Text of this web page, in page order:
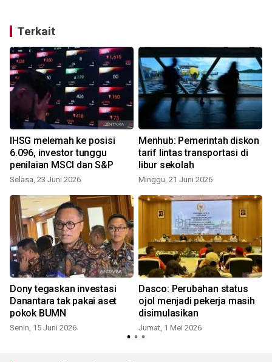
Terkait
IHSG melemah ke posisi
6.096, investor tunggu
penilaian MSCI dan S&P
Selasa, 23 Juni 2026
Menhub: Pemerintah diskon
tarif lintas transportasi di
libur sekolah
Minggu, 21 Juni 2026
Dony tegaskan investasi
Danantara tak pakai aset
pokok BUMN
Senin, 15 Juni 2026
Dasco: Perubahan status
ojol menjadi pekerja masih
disimulasikan
Jumat, 1 Mei 2026